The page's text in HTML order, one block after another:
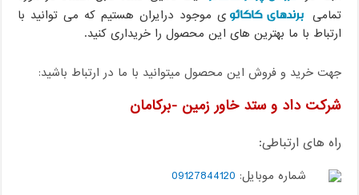
تمامی برندهای کاکائو ی موجود درایران هستیم که می توانید با
ارتباط با ما بهترین های این محصول را خریداری کنید.
جهت خرید و فروش این محصول میتوانید با ما در ارتباط باشید:
شرکت داد و ستد خاور زمین -برکامان
راه های ارتباطی:
شماره موبایل: 09127844120